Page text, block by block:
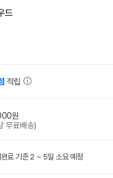
드
적립
원
무료배송)
료 기준 2 ~ 5일 소요 예정